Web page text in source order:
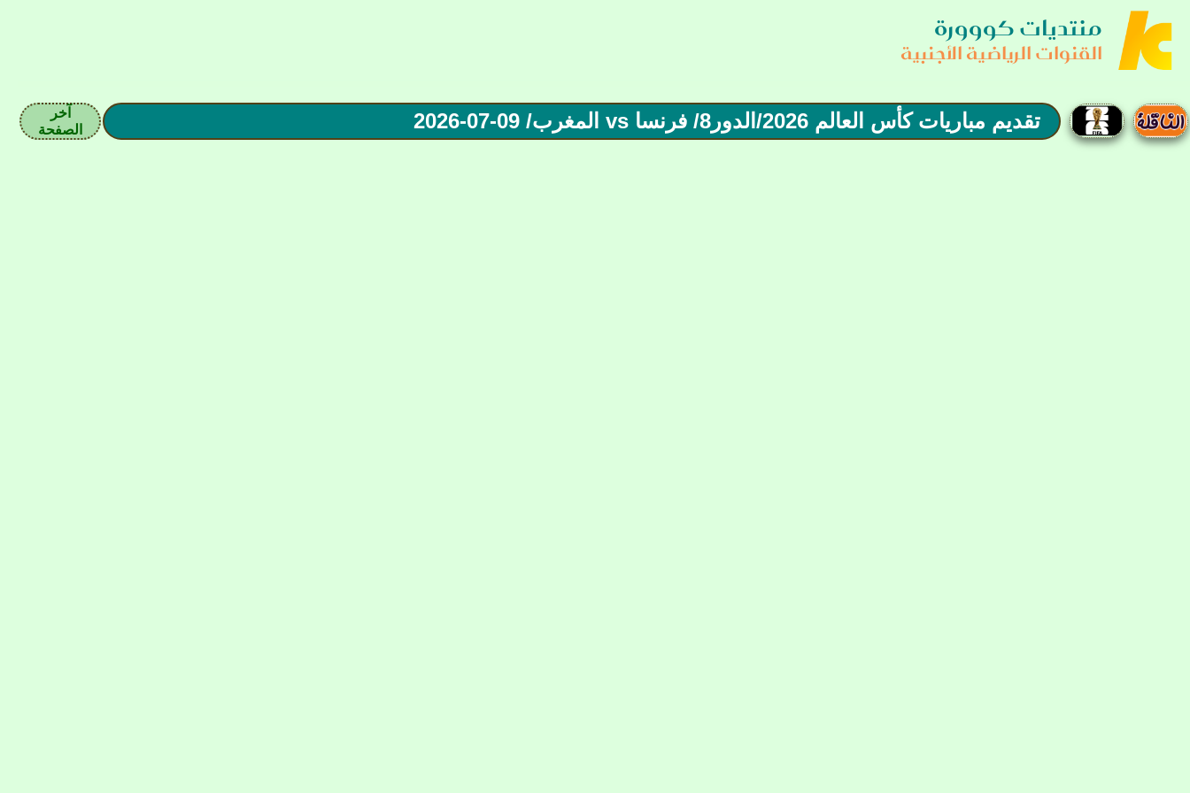
منتديات كووورة
القنوات الرياضية الأجنبية
تقديم مباريات كأس العالم 2026/الدور8/ فرنسا vs المغرب/ 09-07-2026
آخر
الصفحة